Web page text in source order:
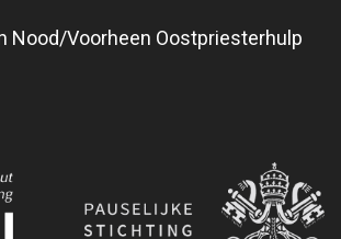
Nood/Voorheen Oostpriesterhulp